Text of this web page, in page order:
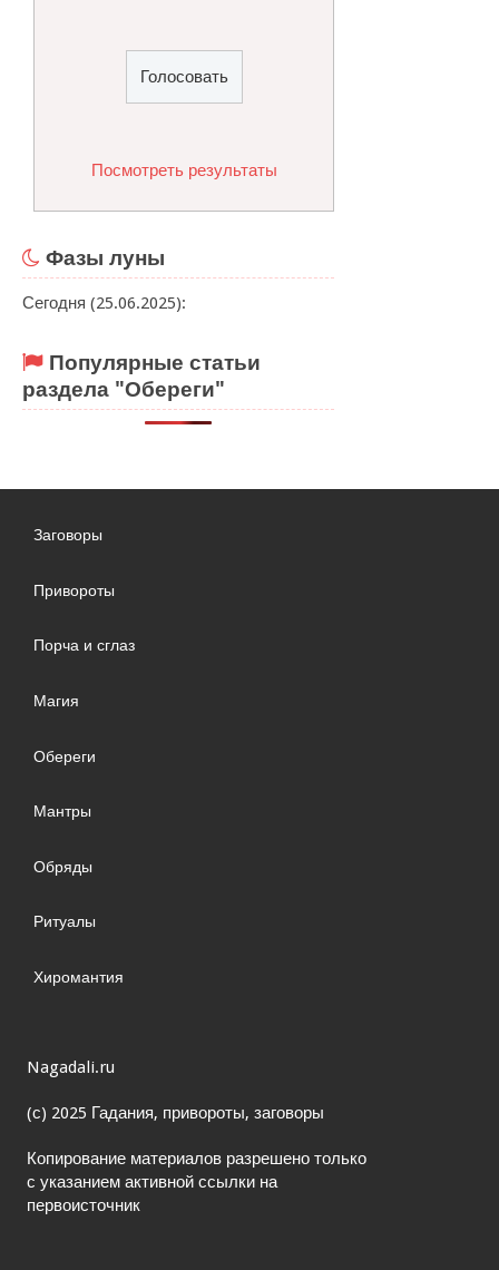
Посмотреть результаты
Фазы луны
Сегодня (25.06.2025):
Популярные статьи
раздела "Обереги"
Заговоры
Привороты
Порча и сглаз
Магия
Обереги
Мантры
Обряды
Ритуалы
Хиромантия
Nagadali.ru
(с) 2025 Гадания, привороты, заговоры
Копирование материалов разрешено только
с указанием активной ссылки на
первоисточник